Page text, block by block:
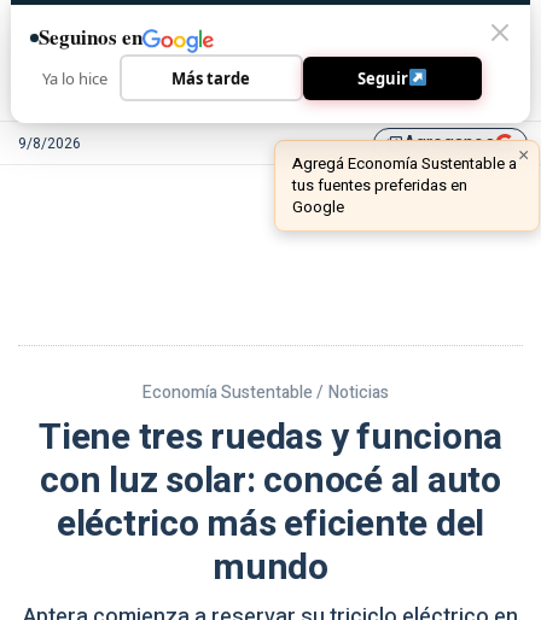
9/8/2026 library_addAgreganos
Economía Sustentable / Noticias
Tiene tres ruedas y funciona
con luz solar: conocé al auto
eléctrico más eficiente del
mundo
Seguinos en
Ya lo hice Más tarde Seguir